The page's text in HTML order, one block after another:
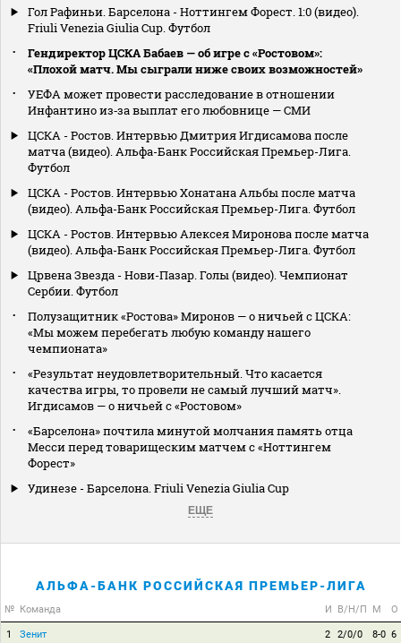
Гол Рафиньи. Барселона - Ноттингем Форест. 1:0 (видео).
Friuli Venezia Giulia Cup. Футбол
Гендиректор ЦСКА Бабаев — об игре с «Ростовом»:
«Плохой матч. Мы сыграли ниже своих возможностей»
УЕФА может провести расследование в отношении
Инфантино из‑за выплат его любовнице — СМИ
ЦСКА - Ростов. Интервью Дмитрия Игдисамова после
матча (видео). Альфа-Банк Российская Премьер-Лига.
Футбол
ЦСКА - Ростов. Интервью Хонатана Альбы после матча
(видео). Альфа-Банк Российская Премьер-Лига. Футбол
ЦСКА - Ростов. Интервью Алексея Миронова после матча
(видео). Альфа-Банк Российская Премьер-Лига. Футбол
Црвена Звезда - Нови-Пазар. Голы (видео). Чемпионат
Сербии. Футбол
Полузащитник «Ростова» Миронов — о ничьей с ЦСКА:
«Мы можем перебегать любую команду нашего
чемпионата»
«Результат неудовлетворительный. Что касается
качества игры, то провели не самый лучший матч».
Игдисамов — о ничьей с «Ростовом»
«Барселона» почтила минутой молчания память отца
Месси перед товарищеским матчем с «Ноттингем
Форест»
Удинезе - Барселона. Friuli Venezia Giulia Cup
ЕЩЕ
АЛЬФА-БАНК РОССИЙСКАЯ ПРЕМЬЕР-ЛИГА
№ Команда И В/Н/П М О
1 Зенит 2 2/0/0 8-0 6